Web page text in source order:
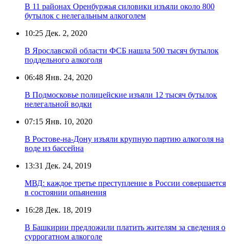
В 11 районах Оренбуржья силовики изъяли около 800
бутылок с нелегальным алкоголем
10:25 Дек. 2, 2020
В Ярославской области ФСБ нашла 500 тысяч бутылок
поддельного алкоголя
06:48 Янв. 24, 2020
В Подмосковье полицейские изъяли 12 тысяч бутылок
нелегальной водки
07:15 Янв. 10, 2020
В Ростове-на-Дону изъяли крупную партию алкоголя на
воде из бассейна
13:31 Дек. 24, 2019
МВД: каждое третье преступление в России совершается
в состоянии опьянения
16:28 Дек. 18, 2019
В Башкирии предложили платить жителям за сведения о
суррогатном алкоголе